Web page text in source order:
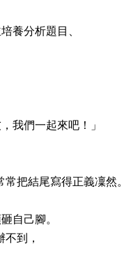
養分析題目、
我們一起來吧！」
把結尾寫得正義凜然。
自己腳。
到，